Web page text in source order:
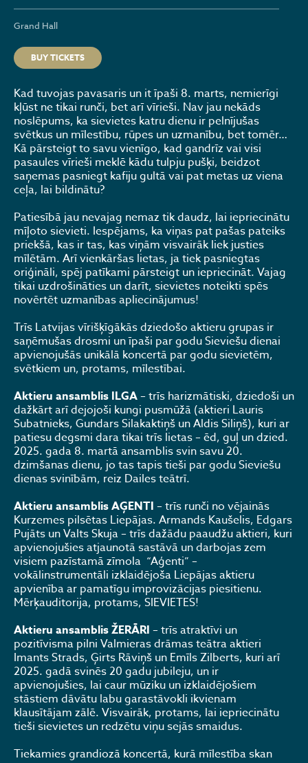
Grand Hall
BUY TICKETS
Kad tuvojas pavasaris un it īpaši 8. marts, nemierīgi
kļūst ne tikai runči, bet arī vīrieši. Nav jau nekāds
noslēpums, ka sievietes katru dienu ir pelnījušas
svētkus un mīlestību, rūpes un uzmanību, bet tomēr…
Kā pārsteigt to savu vienīgo, kad gandrīz vai visi
pasaules vīrieši meklē kādu tulpju pušķi, beidzot
saņemas pasniegt kafiju gultā vai pat metas uz viena
ceļa, lai bildinātu?
Patiesībā jau nevajag nemaz tik daudz, lai iepriecinātu
mīļoto sievieti. Iespējams, ka viņas pat pašas pateiks
priekšā, kas ir tas, kas viņām visvairāk liek justies
mīlētām. Arī vienkāršas lietas, ja tiek pasniegtas
oriģināli, spēj patīkami pārsteigt un iepriecināt. Vajag
tikai uzdrošināties un darīt, sievietes noteikti spēs
novērtēt uzmanības apliecinājumus!
Trīs Latvijas vīrišķīgākās dziedošo aktieru grupas ir
saņēmušas drosmi un īpaši par godu Sieviešu dienai
apvienojušās unikālā koncertā par godu sievietēm,
svētkiem un, protams, mīlestībai.
Aktieru ansamblis ILGA– trīs harizmātiski, dziedoši un
dažkārt arī dejojoši kungi pusmūžā (aktieri Lauris
Subatnieks, Gundars Silakaktiņš un Aldis Siliņš), kuri ar
patiesu degsmi dara tikai trīs lietas – ēd, guļ un dzied.
2025. gada 8. martā ansamblis svin savu 20.
dzimšanas dienu, jo tas tapis tieši par godu Sieviešu
dienas svinībām, reiz Dailes teātrī.
Aktieru ansamblis AĢENTI – trīs runči no vējainās
Kurzemes pilsētas Liepājas. Armands Kaušelis, Edgars
Pujāts un Valts Skuja – trīs dažādu paaudžu aktieri, kuri
apvienojušies atjaunotā sastāvā un darbojas zem
visiem pazīstamā zīmola “Aģenti” –
vokālinstrumentāli izklaidējoša Liepājas aktieru
apvienība ar pamatīgu improvizācijas piesitienu.
Mērķauditorija, protams, SIEVIETES!
Aktieru ansamblisŽERĀRI – trīs atraktīvi un
pozitīvisma pilni Valmieras drāmas teātra aktieri
Imants Strads, Ģirts Rāviņš un Emīls Zilberts, kuri arī
2025. gadā svinēs 20 gadu jubileju, un ir
apvienojušies, lai caur mūziku un izklaidējošiem
stāstiem dāvātu labu garastāvokli ikvienam
klausītājam zālē. Visvairāk, protams, lai iepriecinātu
tieši sievietes un redzētu viņu sejās smaidus.
Tiekamies grandiozā koncertā, kurā mīlestība skan